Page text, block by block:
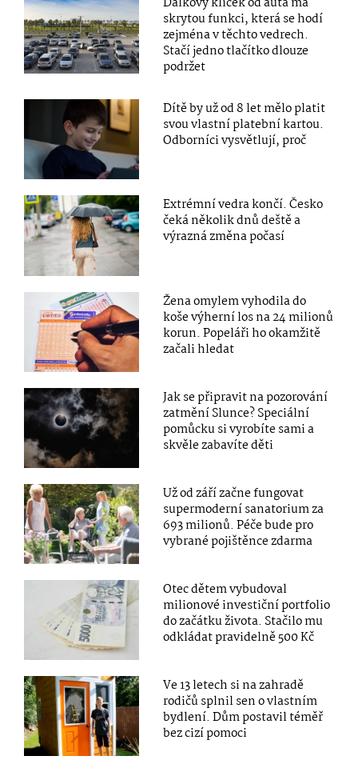
skrytou funkci, která se hodí
zejména v těchto vedrech.
Stačí jedno tlačítko dlouze
podržet
Dítě by už od 8 let mělo platit
svou vlastní platební kartou.
Odborníci vysvětlují, proč
Extrémní vedra končí. Česko
čeká několik dnů deště a
výrazná změna počasí
Žena omylem vyhodila do
koše výherní los na 24 milionů
korun. Popeláři ho okamžitě
začali hledat
Jak se připravit na pozorování
zatmění Slunce? Speciální
pomůcku si vyrobíte sami a
skvěle zabavíte děti
Už od září začne fungovat
supermoderní sanatorium za
693 milionů. Péče bude pro
vybrané pojištěnce zdarma
Otec dětem vybudoval
milionové investiční portfolio
do začátku života. Stačilo mu
odkládat pravidelně 500 Kč
Ve 13 letech si na zahradě
rodičů splnil sen o vlastním
bydlení. Dům postavil téměř
bez cizí pomoci